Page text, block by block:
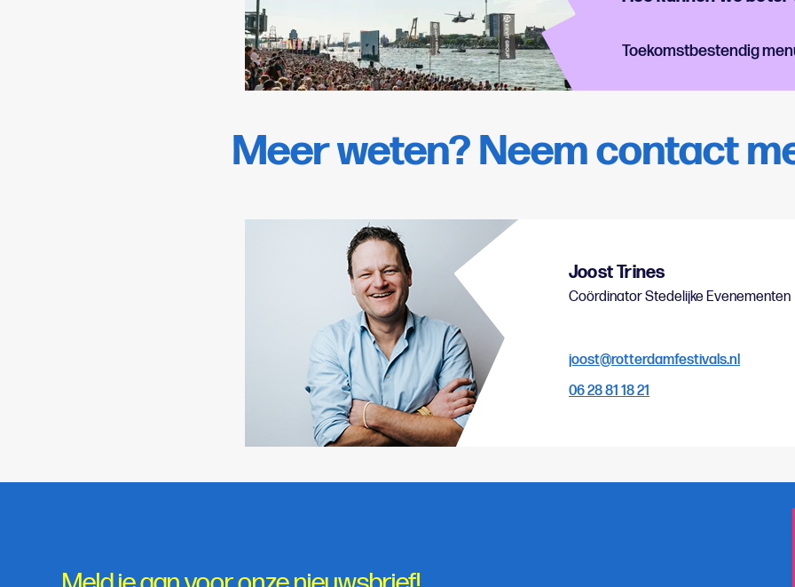
Toekomstbestendig
Meer weten? Neem contact
Joost Trines
Coördinator Stedelijke Evenementen
joost@rotterdamfestivals.nl
06 28 81 18 21